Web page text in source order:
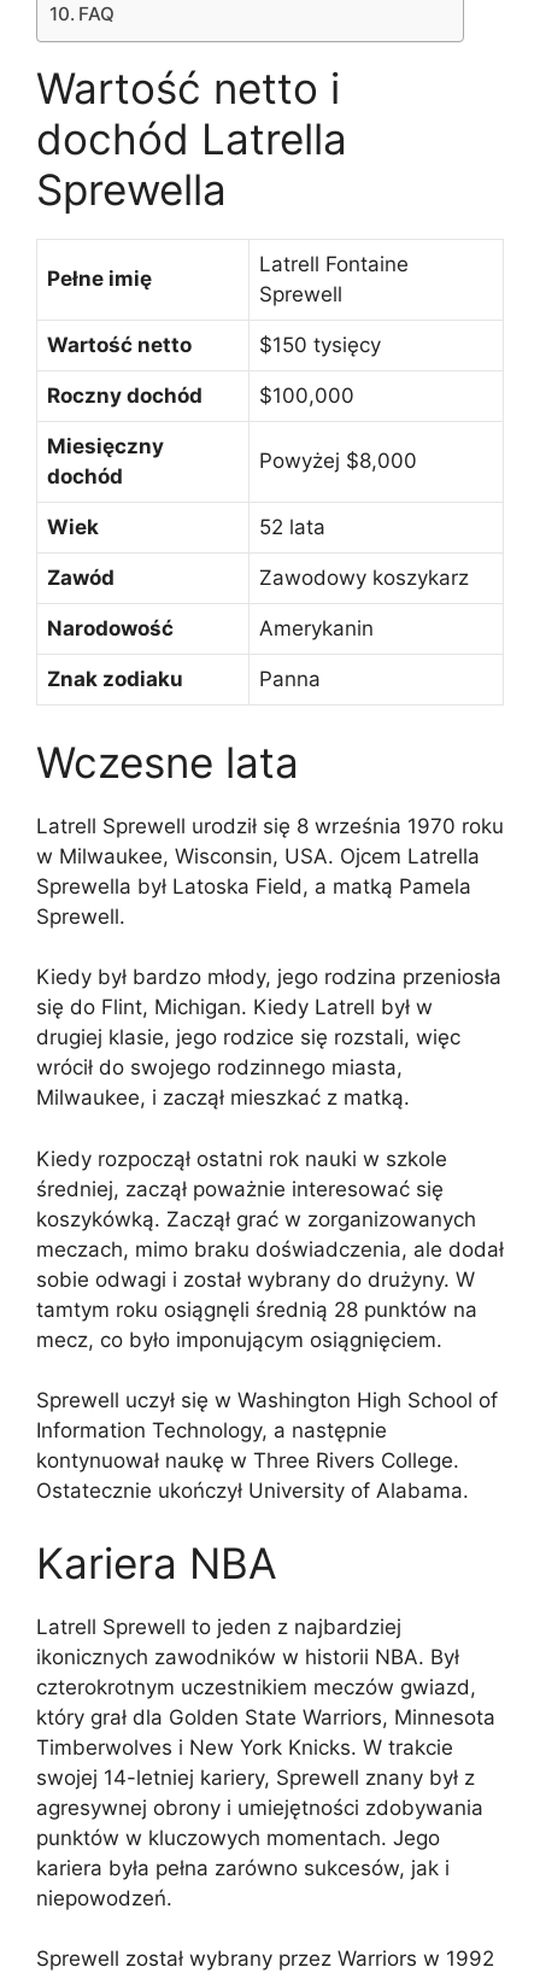
FAQ
Wartość netto i
dochód Latrella
Sprewella
Pełne imię
Latrell Fontaine
Sprewell
Wartość netto $150 tysięcy
Roczny dochód $100,000
Miesięczny
dochód
Powyżej $8,000
Wiek 52 lata
Zawód Zawodowy koszykarz
Narodowość Amerykanin
Znak zodiaku Panna
Wczesne lata
Latrell Sprewell urodził się 8 września 1970 roku
w Milwaukee, Wisconsin, USA. Ojcem Latrella
Sprewella był Latoska Field, a matką Pamela
Sprewell.
Kiedy był bardzo młody, jego rodzina przeniosła
się do Flint, Michigan. Kiedy Latrell był w
drugiej klasie, jego rodzice się rozstali, więc
wrócił do swojego rodzinnego miasta,
Milwaukee, i zaczął mieszkać z matką.
Kiedy rozpoczął ostatni rok nauki w szkole
średniej, zaczął poważnie interesować się
koszykówką. Zaczął grać w zorganizowanych
meczach, mimo braku doświadczenia, ale dodał
sobie odwagi i został wybrany do drużyny. W
tamtym roku osiągnęli średnią 28 punktów na
mecz, co było imponującym osiągnięciem.
Sprewell uczył się w Washington High School of
Information Technology, a następnie
kontynuował naukę w Three Rivers College.
Ostatecznie ukończył University of Alabama.
Kariera NBA
Latrell Sprewell to jeden z najbardziej
ikonicznych zawodników w historii NBA. Był
czterokrotnym uczestnikiem meczów gwiazd,
który grał dla Golden State Warriors, Minnesota
Timberwolves i New York Knicks. W trakcie
swojej 14-letniej kariery, Sprewell znany był z
agresywnej obrony i umiejętności zdobywania
punktów w kluczowych momentach. Jego
kariera była pełna zarówno sukcesów, jak i
niepowodzeń.
Sprewell został wybrany przez Warriors w 1992